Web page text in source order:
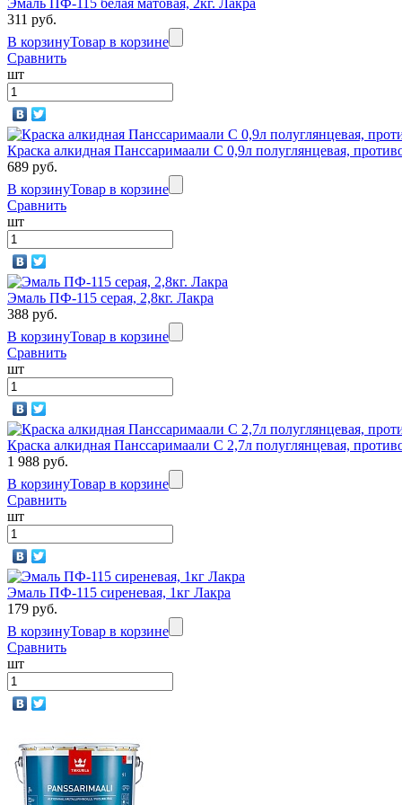
Эмаль ПФ-115 белая матовая, 2кг. Лакра
311 руб.
В корзинуТовар в корзине
Сравнить
шт
Краска алкидная Панссаримаали С 0,9л полуглянцевая,
689 руб.
В корзинуТовар в корзине
Сравнить
шт
Эмаль ПФ-115 серая, 2,8кг. Лакра
388 руб.
В корзинуТовар в корзине
Сравнить
шт
Краска алкидная Панссаримаали С 2,7л полуглянцевая,
1 988 руб.
В корзинуТовар в корзине
Сравнить
шт
Эмаль ПФ-115 сиреневая, 1кг Лакра
179 руб.
В корзинуТовар в корзине
Сравнить
шт